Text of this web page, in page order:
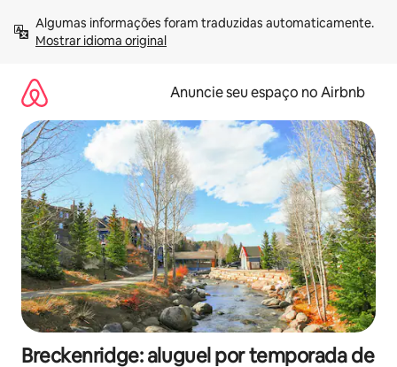
para
Mostrar idioma original
Anuncie seu espaço no Airbnb
Breckenridge: aluguel por temporada de